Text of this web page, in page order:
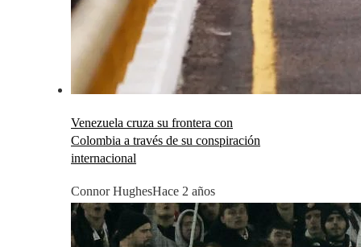
Venezuela cruza su frontera con
Colombia a través de su conspiración
internacional
Connor HughesHace 2 años